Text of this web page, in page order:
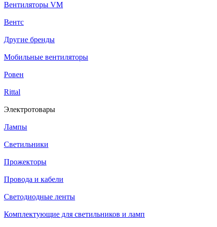
Вентиляторы VM
Вентс
Другие бренды
Мобильные вентиляторы
Ровен
Rittal
Электротовары
Лампы
Светильники
Прожекторы
Провода и кабели
Светодиодные ленты
Комплектующие для светильников и ламп